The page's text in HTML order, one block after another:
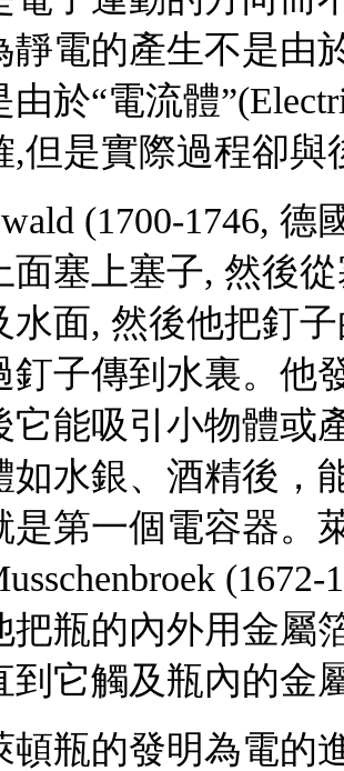
靜電的產生不是由
由於“電流體
,但是實際過程卻與
(1700-1746,
面塞上塞子, 然後
水面, 然後他把釘
釘子傳到水裏。他
它能吸引小物體或
如水銀、酒精後，
是第一個電容器。
把瓶的內外用金屬
到它觸及瓶內的金
頓瓶的發明為電的